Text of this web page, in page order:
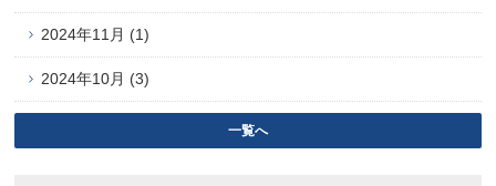
2024年11月 (1)
2024年10月 (3)
一覧へ